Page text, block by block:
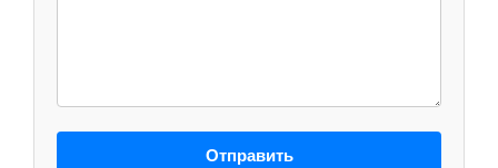
Отправить